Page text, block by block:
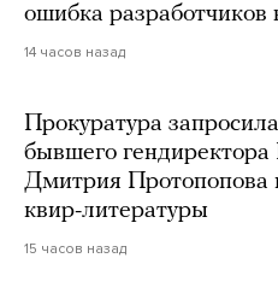
ошибка разработчиков
14 часов назад
Прокуратура
бывшего гендиректора
Дмитрия Протопопова
квир-литературы
15 часов назад